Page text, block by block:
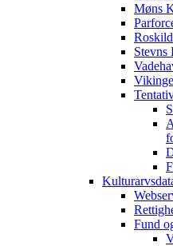
Møns
Stevns
Fund